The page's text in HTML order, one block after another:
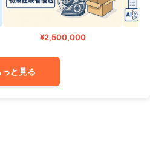
¥2,500,000
っと見る